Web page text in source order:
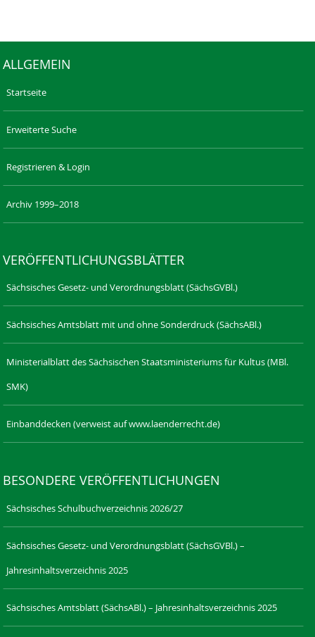
ALLGEMEIN
Startseite
Erweiterte Suche
Registrieren & Login
Archiv 1999–2018
VERÖFFENTLICHUNGSBLÄTTER
Sächsisches Gesetz- und Verordnungsblatt (SächsGVBl.)
Sächsisches Amtsblatt mit und ohne Sonderdruck (SächsABl.)
Ministerialblatt des Sächsischen Staatsministeriums für Kultus (MBl.
SMK)
Einbanddecken (verweist auf www.laenderrecht.de)
BESONDERE VERÖFFENTLICHUNGEN
Sächsisches Schulbuchverzeichnis 2026/27
Sächsisches Gesetz- und Verordnungsblatt (SächsGVBl.) –
Jahresinhaltsverzeichnis 2025
Sächsisches Amtsblatt (SächsABl.) – Jahresinhaltsverzeichnis 2025